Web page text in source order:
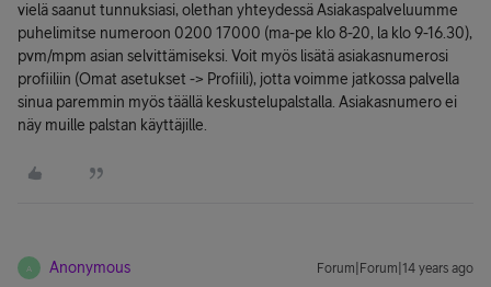
vielä saanut tunnuksiasi, olethan yhteydessä Asiakaspalveluumme
puhelimitse numeroon 0200 17000 (ma-pe klo 8-20, la klo 9-16.30),
pvm/mpm asian selvittämiseksi. Voit myös lisätä asiakasnumerosi
profiiliin (Omat asetukset -> Profiili), jotta voimme jatkossa palvella
sinua paremmin myös täällä keskustelupalstalla. Asiakasnumero ei
näy muille palstan käyttäjille.
A Anonymous Forum|Forum|14 years ago